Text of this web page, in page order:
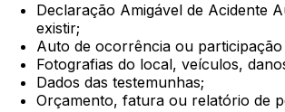
Declaração Amigável de Acidente
existir;
Auto de ocorrência ou participação
Fotografias do local, veículos,
Dados das testemunhas;
Orçamento, fatura ou relatório de